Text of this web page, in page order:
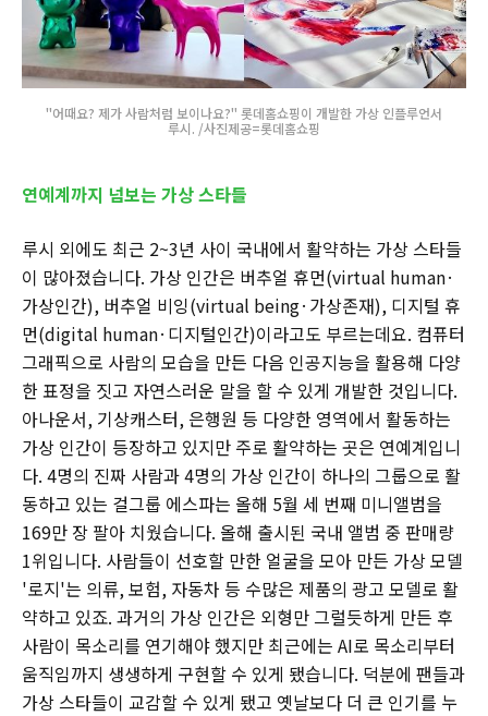
"어때요? 제가 사람처럼 보이나요?" 롯데홈쇼핑이 개발한 가상 인플루언서
루시. /사진제공=롯데홈쇼핑
연예계까지 넘보는 가상 스타들
루시 외에도 최근 2~3년 사이 국내에서 활약하는 가상 스타들
이 많아졌습니다. 가상 인간은 버추얼 휴먼(virtual human·
가상인간), 버추얼 비잉(virtual being·가상존재), 디지털 휴
먼(digital human·디지털인간)이라고도 부르는데요. 컴퓨터
그래픽으로 사람의 모습을 만든 다음 인공지능을 활용해 다양
한 표정을 짓고 자연스러운 말을 할 수 있게 개발한 것입니다.
아나운서, 기상캐스터, 은행원 등 다양한 영역에서 활동하는
가상 인간이 등장하고 있지만 주로 활약하는 곳은 연예계입니
다. 4명의 진짜 사람과 4명의 가상 인간이 하나의 그룹으로 활
동하고 있는 걸그룹 에스파는 올해 5월 세 번째 미니앨범을
169만 장 팔아 치웠습니다. 올해 출시된 국내 앨범 중 판매량
1위입니다. 사람들이 선호할 만한 얼굴을 모아 만든 가상 모델
'로지'는 의류, 보험, 자동차 등 수많은 제품의 광고 모델로 활
약하고 있죠. 과거의 가상 인간은 외형만 그럴듯하게 만든 후
사람이 목소리를 연기해야 했지만 최근에는 AI로 목소리부터
움직임까지 생생하게 구현할 수 있게 됐습니다. 덕분에 팬들과
가상 스타들이 교감할 수 있게 됐고 옛날보다 더 큰 인기를 누